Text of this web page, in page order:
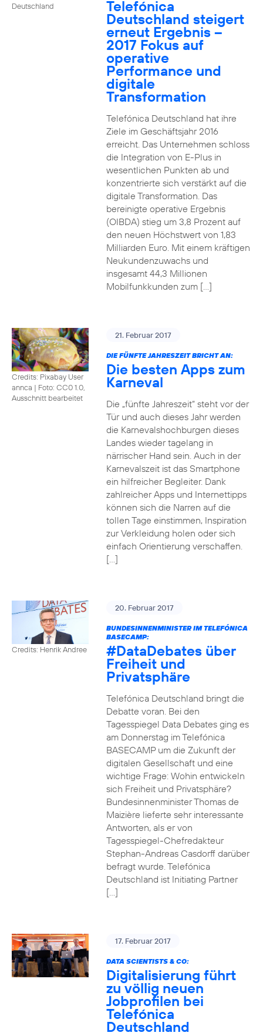
Deutschland
Telefónica
Deutschland steigert
erneut Ergebnis –
2017 Fokus auf
operative
Performance und
digitale
Transformation
Telefónica Deutschland hat ihre
Ziele im Geschäftsjahr 2016
erreicht. Das Unternehmen schloss
die Integration von E-Plus in
wesentlichen Punkten ab und
konzentrierte sich verstärkt auf die
digitale Transformation. Das
bereinigte operative Ergebnis
(OIBDA) stieg um 3,8 Prozent auf
den neuen Höchstwert von 1,83
Milliarden Euro. Mit einem kräftigen
Neukundenzuwachs und
insgesamt 44,3 Millionen
Mobilfunkkunden zum […]
Credits: Pixabay User
annca | Foto: CC0 1.0,
Ausschnitt bearbeitet
21. Februar 2017
DIE FÜNFTE JAHRESZEIT BRICHT AN:
Die besten Apps zum
Karneval
Die „fünfte Jahreszeit“ steht vor der
Tür und auch dieses Jahr werden
die Karnevalshochburgen dieses
Landes wieder tagelang in
närrischer Hand sein. Auch in der
Karnevalszeit ist das Smartphone
ein hilfreicher Begleiter. Dank
zahlreicher Apps und Internettipps
können sich die Narren auf die
tollen Tage einstimmen, Inspiration
zur Verkleidung holen oder sich
einfach Orientierung verschaffen.
[…]
Credits: Henrik Andree
20. Februar 2017
BUNDESINNENMINISTER IM TELEFÓNICA
BASECAMP:
#DataDebatesüber
Freiheit und
Privatsphäre
Telefónica Deutschland bringt die
Debatte voran. Bei den
Tagesspiegel Data Debates ging es
am Donnerstag im Telefónica
BASECAMP um die Zukunft der
digitalen Gesellschaft und eine
wichtige Frage: Wohin entwickeln
sich Freiheit und Privatsphäre?
Bundesinnenminister Thomas de
Maizière lieferte sehr interessante
Antworten, als er von
Tagesspiegel-Chefredakteur
Stephan-Andreas Casdorff darüber
befragt wurde. Telefónica
Deutschland ist Initiating Partner
[…]
17. Februar 2017
DATA SCIENTISTS & CO:
Digitalisierung führt
zu völlig neuen
Jobprofilen bei
Telefónica
Deutschland